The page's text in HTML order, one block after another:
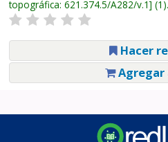
topográfica: 621.374.5/A282/v.1 (1).
Hacer
Agregar